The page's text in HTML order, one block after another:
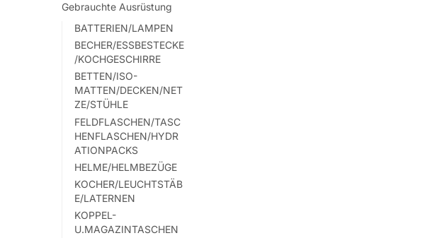
Gebrauchte Ausrüstung
BATTERIEN/LAMPEN
BECHER/ESSBESTECKE
/KOCHGESCHIRRE
BETTEN/ISO-
MATTEN/DECKEN/NET
ZE/STÜHLE
FELDFLASCHEN/TASC
HENFLASCHEN/HYDR
ATIONPACKS
HELME/HELMBEZÜGE
KOCHER/LEUCHTSTÄB
E/LATERNEN
KOPPEL-
U.MAGAZINTASCHEN